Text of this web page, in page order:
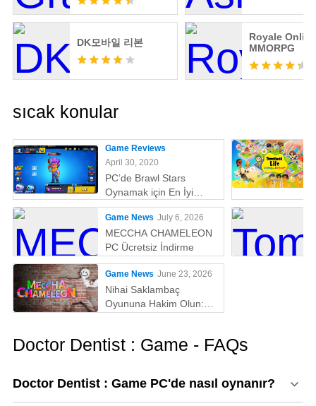
DK모바일 리본
Royale
MMORPG
sıcak konular
Game Reviews
April 30, 2020
PC’de Brawl Stars
Oynamak için En İyi
Emülatör
Game News July 6, 2026
MECCHA CHAMELEON
PC Ücretsiz İndirme
Game News June 23, 2026
Nihai Saklambaç
Oyununa Hakim Olun:
Neden MEmu En İyi
Doctor Dentist : Game - FAQs
Doctor Dentist : Game PC'de nasıl oynanır?